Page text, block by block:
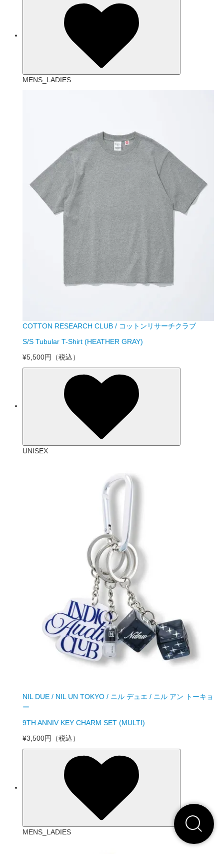
MENS_LADIES
COTTON RESEARCH CLUB / コットンリサーチクラブ
S/S Tubular T-Shirt (HEATHER GRAY)
¥5,500円 （税込）
UNISEX
NIL DUE / NIL UN TOKYO / ニル デュエ / ニル アン トーキョ
ー
9TH ANNIV KEY CHARM SET (MULTI)
¥3,500円
（税込）
MENS_LADIES